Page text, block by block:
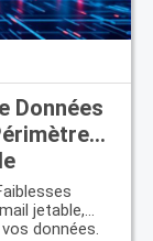
Données
jetable,
données.